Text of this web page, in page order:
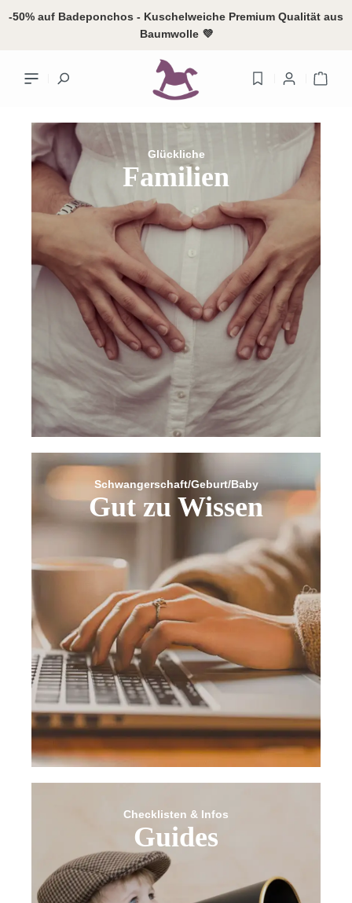
springen
-50% auf Badeponchos - Kuschelweiche Premium Qualität aus
Baumwolle 💜
Ihr Konto
oder
Übersicht
Adressen
Glückliche
Familien
Schwangerschaft/Geburt/Baby
Gut zu Wissen
Checklisten & Infos
Guides